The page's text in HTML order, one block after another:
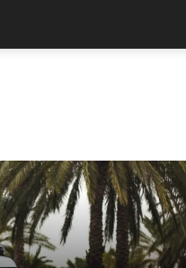
Lexus
Maserati
Nissan
Peugeot
Subaru
Suzuki
Volvo Waszym Okiem